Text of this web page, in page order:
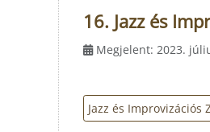
16. Jazz és
Megjelent: 2023.
Jazz és Improvizációs